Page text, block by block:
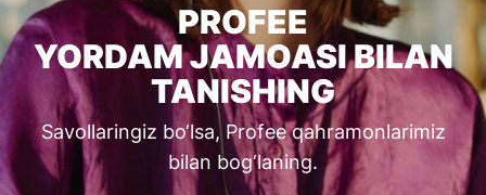
PROFEE
YORDAM JAMOASI BILAN
TANISHING
Savollaringiz bo‘lsa, Profee qahramonlarimiz
bilan bog‘laning.